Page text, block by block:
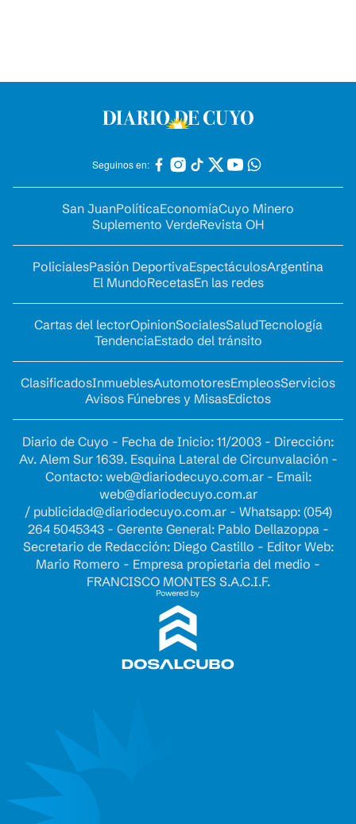
Seguinos en:
San JuanPolíticaEconomíaCuyo Minero
Suplemento VerdeRevista OH
PolicialesPasión DeportivaEspectáculosArgentina
El MundoRecetasEn las redes
Cartas del lectorOpinionSocialesSaludTecnología
TendenciaEstado del tránsito
ClasificadosInmueblesAutomotoresEmpleosServicios
Avisos Fúnebres y MisasEdictos
Diario de Cuyo - Fecha de Inicio: 11/2003 - Dirección:
Av. Alem Sur 1639. Esquina Lateral de Circunvalación -
Contacto: web@diariodecuyo.com.ar- Email:
web@diariodecuyo.com.ar
/ publicidad@diariodecuyo.com.ar- Whatsapp: (054)
264 5045343 - Gerente General: Pablo Dellazoppa -
Secretario de Redacción: Diego Castillo - Editor Web:
Mario Romero - Empresa propietaria del medio -
FRANCISCO MONTES S.A.C.I.F.